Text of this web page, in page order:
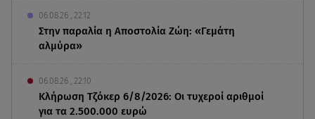
06.08.26 , 22:12
Στην παραλία η Αποστολία Ζώη: «Γεμάτη
αλμύρα»
06.08.26 , 22:10
Κλήρωση Τζόκερ 6/8/2026: Οι τυχεροί αριθμοί
για τα 2.500.000 ευρώ